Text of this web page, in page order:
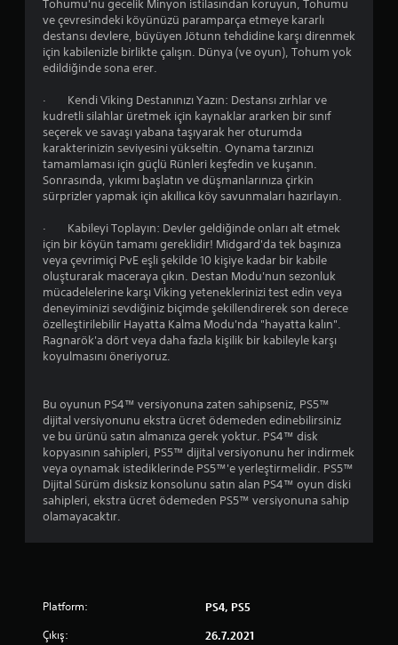
Tohumu'nu gecelik Minyon istilasından koruyun, Tohumu
ve çevresindeki köyünüzü paramparça etmeye kararlı
destansı devlere, büyüyen Jötunn tehdidine karşı direnmek
için kabilenizle birlikte çalışın. Dünya (ve oyun), Tohum yok
edildiğinde sona erer.
· Kendi Viking Destanınızı Yazın: Destansı zırhlar ve
kudretli silahlar üretmek için kaynaklar ararken bir sınıf
seçerek ve savaşı yabana taşıyarak her oturumda
karakterinizin seviyesini yükseltin. Oynama tarzınızı
tamamlaması için güçlü Rünleri keşfedin ve kuşanın.
Sonrasında, yıkımı başlatın ve düşmanlarınıza çirkin
sürprizler yapmak için akıllıca köy savunmaları hazırlayın.
· Kabileyi Toplayın: Devler geldiğinde onları alt etmek
için bir köyün tamamı gereklidir! Midgard'da tek başınıza
veya çevrimiçi PvE eşli şekilde 10 kişiye kadar bir kabile
oluşturarak maceraya çıkın. Destan Modu'nun sezonluk
mücadelelerine karşı Viking yeteneklerinizi test edin veya
deneyiminizi sevdiğiniz biçimde şekillendirerek son derece
özelleştirilebilir Hayatta Kalma Modu'nda "hayatta kalın".
Ragnarök'a dört veya daha fazla kişilik bir kabileyle karşı
koyulmasını öneriyoruz.
Bu oyunun PS4™ versiyonuna zaten sahipseniz, PS5™
dijital versiyonunu ekstra ücret ödemeden edinebilirsiniz
ve bu ürünü satın almanıza gerek yoktur. PS4™ disk
kopyasının sahipleri, PS5™ dijital versiyonunu her indirmek
veya oynamak istediklerinde PS5™'e yerleştirmelidir. PS5™
Dijital Sürüm disksiz konsolunu satın alan PS4™ oyun diski
sahipleri, ekstra ücret ödemeden PS5™ versiyonuna sahip
olamayacaktır.
Platform: PS4, PS5
Çıkış: 26.7.2021